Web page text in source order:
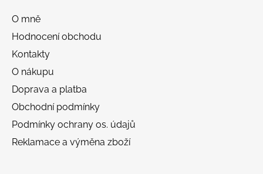
O mně
Hodnocení obchodu
Kontakty
O nákupu
Doprava a platba
Obchodní podmínky
Podmínky ochrany os. údajů
Reklamace a výměna zboží